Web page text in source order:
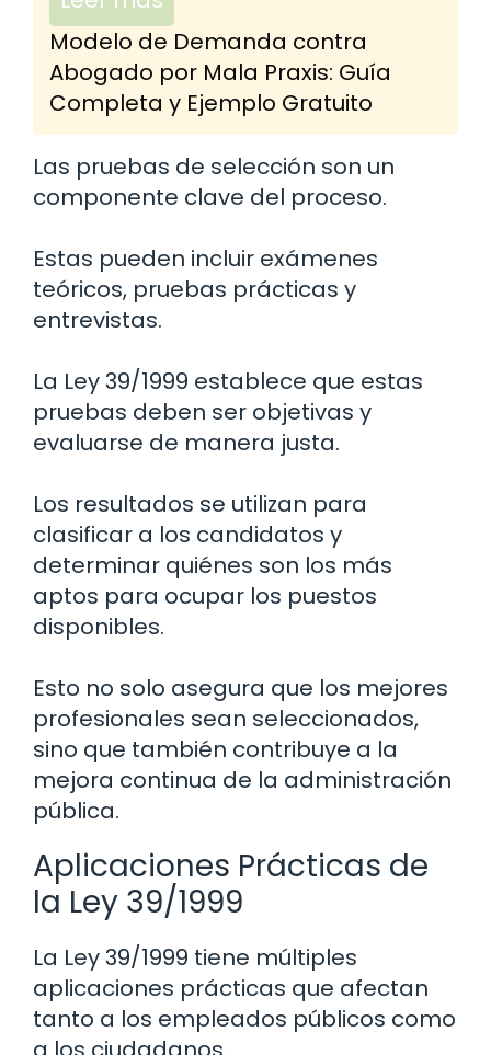
Modelo de Demanda contra
Abogado por Mala Praxis: Guía
Completa y Ejemplo Gratuito
Las pruebas de selección son un
componente clave del proceso.
Estas pueden incluir exámenes
teóricos, pruebas prácticas y
entrevistas.
La Ley 39/1999 establece que estas
pruebas deben ser objetivas y
evaluarse de manera justa.
Los resultados se utilizan para
clasificar a los candidatos y
determinar quiénes son los más
aptos para ocupar los puestos
disponibles.
Esto no solo asegura que los mejores
profesionales sean seleccionados,
sino que también contribuye a la
mejora continua de la administración
pública.
Aplicaciones Prácticas de
la Ley 39/1999
La Ley 39/1999 tiene múltiples
aplicaciones prácticas que afectan
tanto a los empleados públicos como